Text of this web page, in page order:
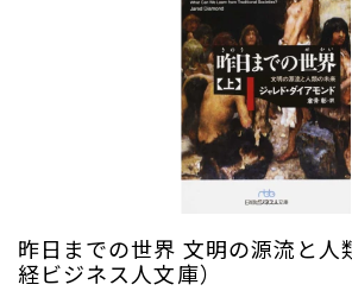
昨日までの世界 文明の源流と人
経ビジネス人文庫）